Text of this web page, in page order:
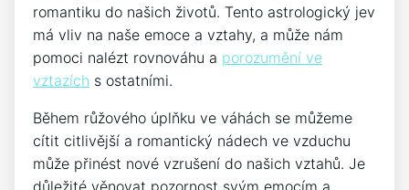
romantiku do⁢ našich životů. Tento astrologický jev
má vliv na⁢ naše ⁢emoce a‍ vztahy, ‌a​ může nám⁢
pomoci ⁣nalézt ‍rovnováhu a porozumění ve
vztazích s ostatními.
Během růžového úplňku ⁢ve⁢ váhách se‍ můžeme
cítit citlivější a romantický⁤ nádech ve vzduchu
může ⁤přinést nové vzrušení do⁤ našich vztahů. Je